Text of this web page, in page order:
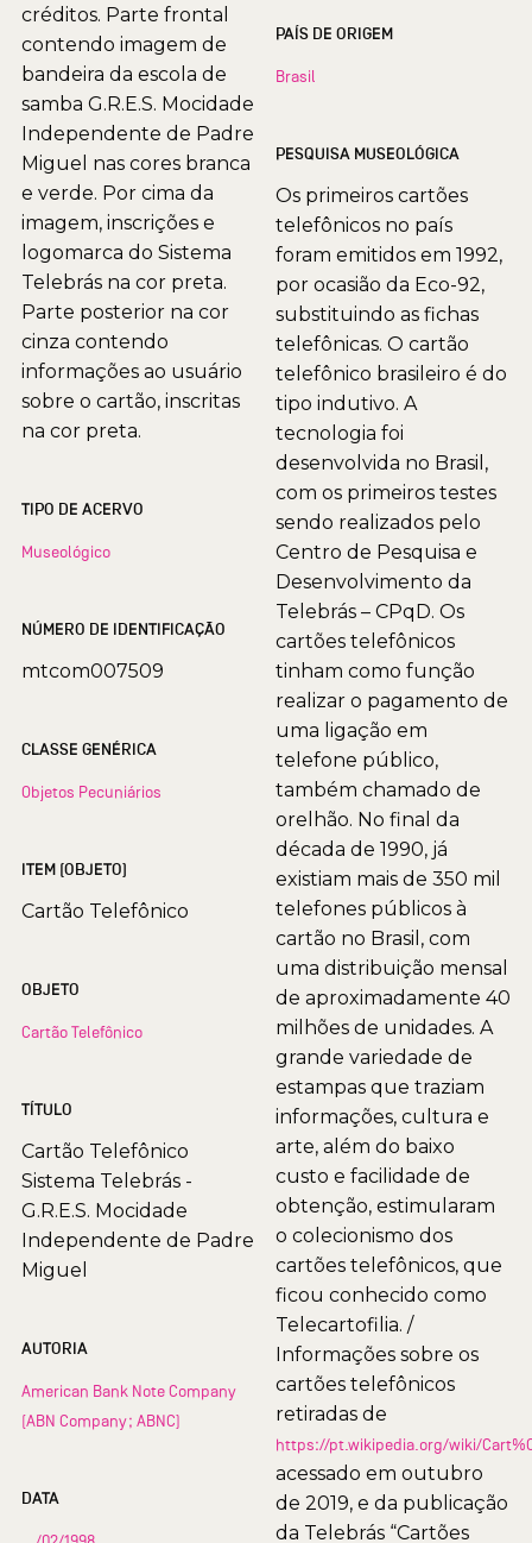
créditos. Parte frontal
contendo imagem de
bandeira da escola de
samba G.R.E.S. Mocidade
Independente de Padre
Miguel nas cores branca
e verde. Por cima da
imagem, inscrições e
logomarca do Sistema
Telebrás na cor preta.
Parte posterior na cor
cinza contendo
informações ao usuário
sobre o cartão, inscritas
na cor preta.
TIPO DE ACERVO
Museológico
NÚMERO DE IDENTIFICAÇÃO
mtcom007509
CLASSE GENÉRICA
Objetos Pecuniários
ITEM (OBJETO)
Cartão Telefônico
OBJETO
Cartão Telefônico
TÍTULO
Cartão Telefônico
Sistema Telebrás -
G.R.E.S. Mocidade
Independente de Padre
Miguel
AUTORIA
American Bank Note Company
(ABN Company; ABNC)
DATA
PAÍS DE ORIGEM
Brasil
PESQUISA MUSEOLÓGICA
Os primeiros cartões
telefônicos no país
foram emitidos em 1992,
por ocasião da Eco-92,
substituindo as fichas
telefônicas. O cartão
telefônico brasileiro é do
tipo indutivo. A
tecnologia foi
desenvolvida no Brasil,
com os primeiros testes
sendo realizados pelo
Centro de Pesquisa e
Desenvolvimento da
Telebrás – CPqD. Os
cartões telefônicos
tinham como função
realizar o pagamento de
uma ligação em
telefone público,
também chamado de
orelhão. No final da
década de 1990, já
existiam mais de 350 mil
telefones públicos à
cartão no Brasil, com
uma distribuição mensal
de aproximadamente 40
milhões de unidades. A
grande variedade de
estampas que traziam
informações, cultura e
arte, além do baixo
custo e facilidade de
obtenção, estimularam
o colecionismo dos
cartões telefônicos, que
ficou conhecido como
Telecartofilia. /
Informações sobre os
cartões telefônicos
retiradas de
https://pt.wikipedia.org/wiki/
acessado em outubro
de 2019, e da publicação
da Telebrás “Cartões